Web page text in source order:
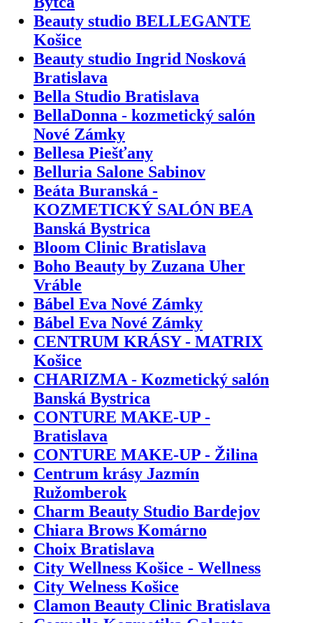
Beauty studio BELLEGANTE
Košice
Beauty studio Ingrid Nosková
Bratislava
Bella Studio Bratislava
BellaDonna - kozmetický salón
Nové Zámky
Bellesa Piešťany
Belluria Salone Sabinov
Beáta Buranská -
KOZMETICKÝ SALÓN BEA
Banská Bystrica
Bloom Clinic Bratislava
Boho Beauty by Zuzana Uher
Vráble
Bábel Eva Nové Zámky
Bábel Eva Nové Zámky
CENTRUM KRÁSY - MATRIX
Košice
CHARIZMA - Kozmetický salón
Banská Bystrica
CONTURE MAKE-UP -
Bratislava
CONTURE MAKE-UP - Žilina
Centrum krásy Jazmín
Ružomberok
Charm Beauty Studio Bardejov
Chiara Brows Komárno
Choix Bratislava
City Wellness Košice - Wellness
City Welness Košice
Clamon Beauty Clinic Bratislava